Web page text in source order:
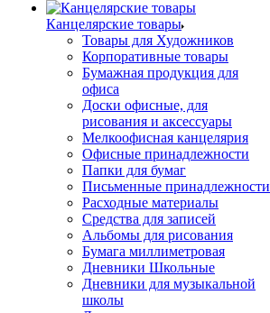
Канцелярские товары
Товары для Художников
Корпоративные товары
Бумажная продукция для
офиса
Доски офисные, для
рисования и аксессуары
Мелкоофисная канцелярия
Офисные принадлежности
Папки для бумаг
Письменные принадлежности
Расходные материалы
Средства для записей
Альбомы для рисования
Бумага миллиметровая
Дневники Школьные
Дневники для музыкальной
школы